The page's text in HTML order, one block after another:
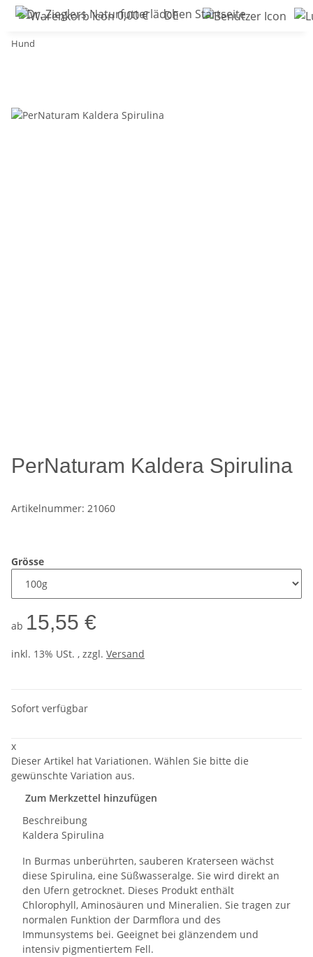
0,00 € DE
Hund
PerNaturam Kaldera Spirulina
Artikelnummer: 21060
Grösse
ab 15,55 €
inkl. 13% USt. , zzgl. Versand
Sofort verfügbar
x
Dieser Artikel hat Variationen. Wählen Sie bitte die
gewünschte Variation aus.
Zum Merkzettel hinzufügen
Beschreibung
Kaldera Spirulina
In Burmas unberührten, sauberen Kraterseen wächst
diese Spirulina, eine Süßwasseralge. Sie wird direkt an
den Ufern getrocknet. Dieses Produkt enthält
Chlorophyll, Aminosäuren und Mineralien. Sie tragen zur
normalen Funktion der Darmflora und des
Immunsystems bei. Geeignet bei glänzendem und
intensiv pigmentiertem Fell.